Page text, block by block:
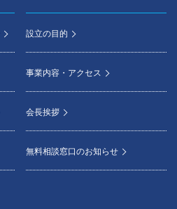
設立の目的
事業内容・アクセス
会長挨拶
無料相談窓口のお知らせ